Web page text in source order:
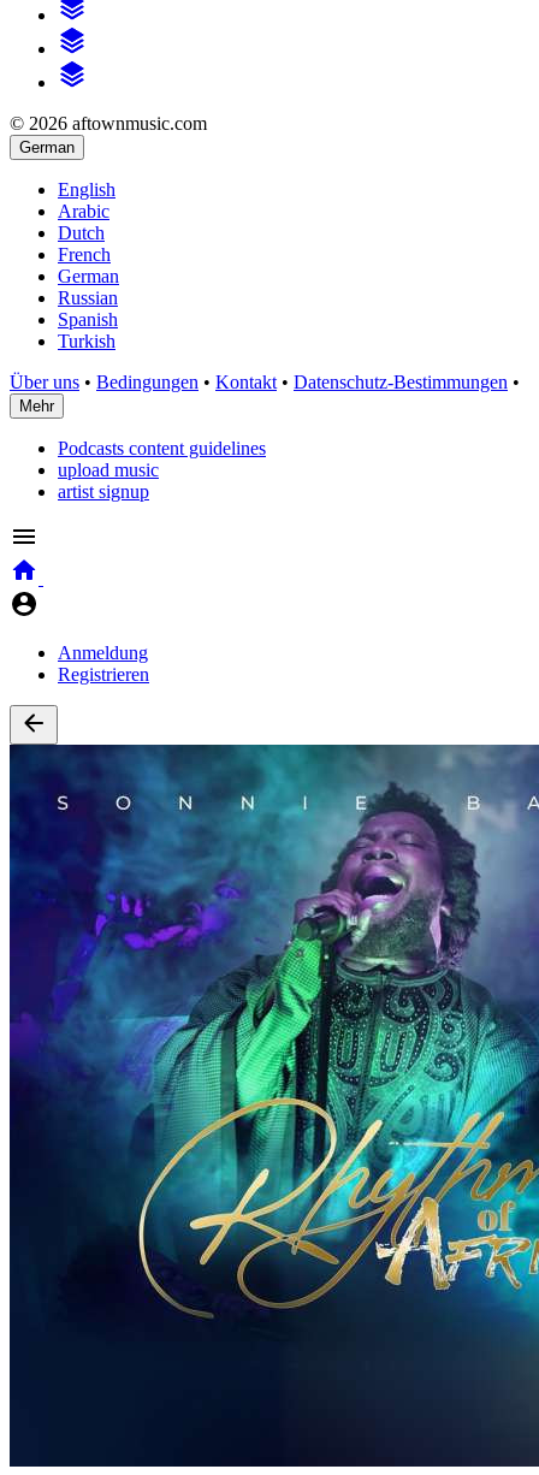
© 2026 aftownmusic.com
German
English
Arabic
Dutch
French
German
Russian
Spanish
Turkish
Über uns • Bedingungen • Kontakt • Datenschutz-Bestimmungen •
Mehr
Podcasts content guidelines
upload music
artist signup
Anmeldung
Registrieren